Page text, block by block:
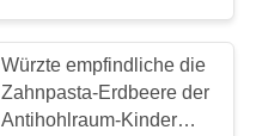
Würzte empfindliche die
Zahnpasta-Erdbeere der
Antihohlraum-Kinder